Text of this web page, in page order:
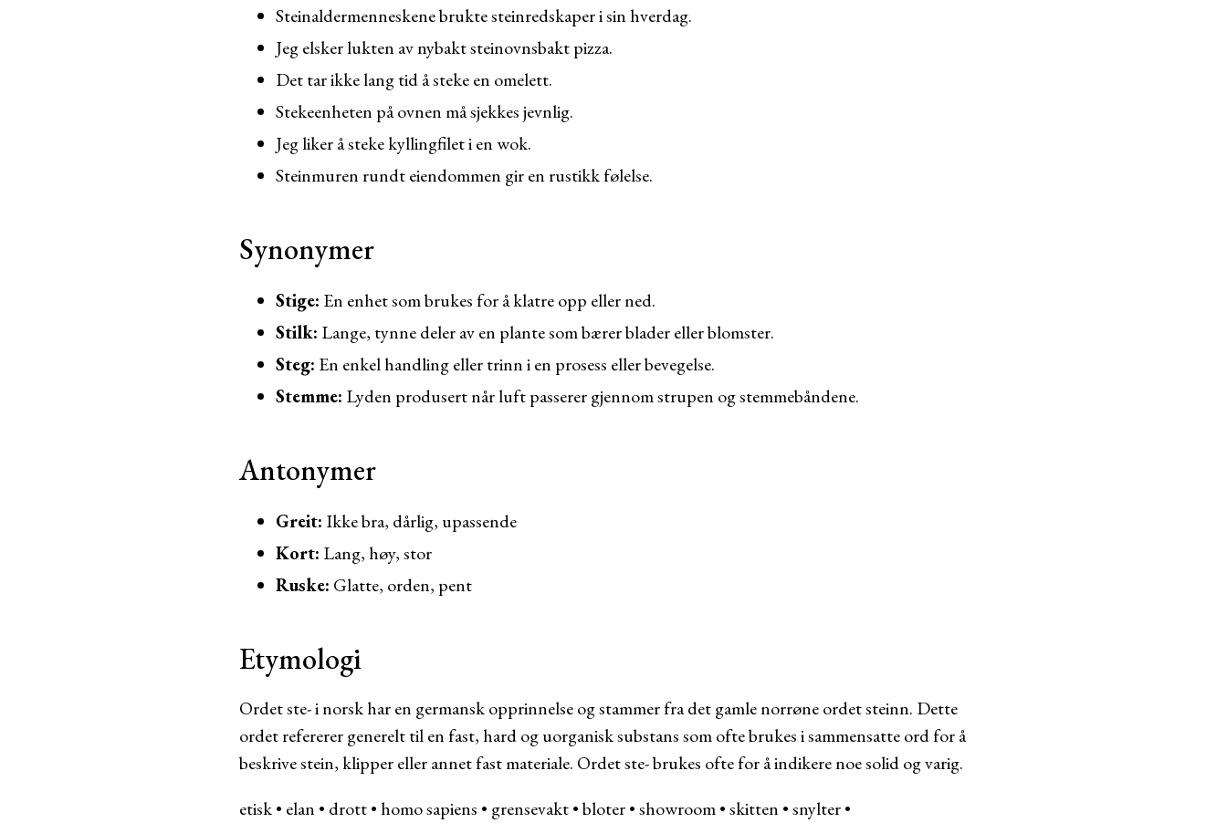
Steinaldermenneskene brukte steinredskaper i sin hverdag.
Jeg elsker lukten av nybakt steinovnsbakt pizza.
Det tar ikke lang tid å steke en omelett.
Stekeenheten på ovnen må sjekkes jevnlig.
Jeg liker å steke kyllingfilet i en wok.
Steinmuren rundt eiendommen gir en rustikk følelse.
Synonymer
Stige: En enhet som brukes for å klatre opp eller ned.
Stilk: Lange, tynne deler av en plante som bærer blader eller blomster.
Steg: En enkel handling eller trinn i en prosess eller bevegelse.
Stemme: Lyden produsert når luft passerer gjennom strupen og stemmebåndene.
Antonymer
Greit: Ikke bra, dårlig, upassende
Kort: Lang, høy, stor
Ruske: Glatte, orden, pent
Etymologi
Ordet ste- i norsk har en germansk opprinnelse og stammer fra det gamle norrøne ordet steinn. Dette
ordet refererer generelt til en fast, hard og uorganisk substans som ofte brukes i sammensatte ord for å
beskrive stein, klipper eller annet fast materiale. Ordet ste- brukes ofte for å indikere noe solid og varig.
etisk• elan • drott•homo sapiens • grensevakt•bloter•showroom•skitten •snylter•